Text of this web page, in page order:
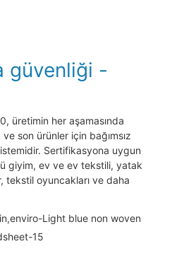
güvenliği -
üretimin her aşamasında
son ürünler için bağımsız
Sertifikasyona uygun
giyim, ev ve ev tekstili, yatak
tekstil oyuncakları ve daha